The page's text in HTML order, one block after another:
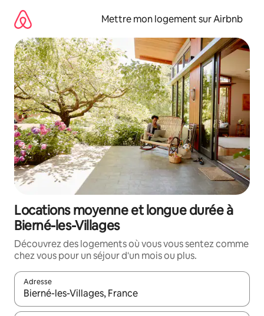
directement
contenu
Mettre mon logement sur Airbnb
Locations moyenne et longue durée à
Bierné-les-Villages
Découvrez des logements où vous vous sentez comme
chez vous pour un séjour d'un mois ou plus.
Adresse
Lorsque les résultats s'affichent, utilisez les flèches vers le